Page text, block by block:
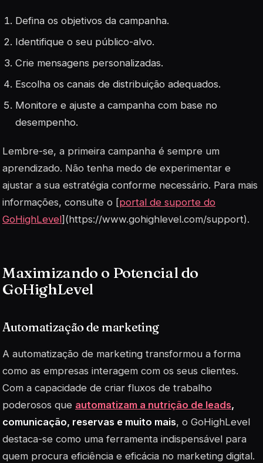
Defina os objetivos da campanha.
Identifique o seu público-alvo.
Crie mensagens personalizadas.
Escolha os canais de distribuição adequados.
Monitore e ajuste a campanha com base no
desempenho.
Lembre-se, a primeira campanha é sempre um
aprendizado. Não tenha medo de experimentar e
ajustar a sua estratégia conforme necessário. Para mais
informações, consulte o [portal de suporte do
GoHighLevel](https://www.gohighlevel.com/support).
Maximizando o Potencial do
GoHighLevel
Automatização de marketing
A automatização de marketing transformou a forma
como as empresas interagem com os seus clientes.
Com a capacidade de criar fluxos de trabalho
poderosos que automatizam a nutrição de leads,
comunicação, reservas e muito mais, o GoHighLevel
destaca-se como uma ferramenta indispensável para
quem procura eficiência e eficácia no marketing digital.